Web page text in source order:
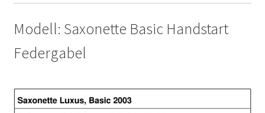
Modell: Saxonette Basic Handstart
Federgabel